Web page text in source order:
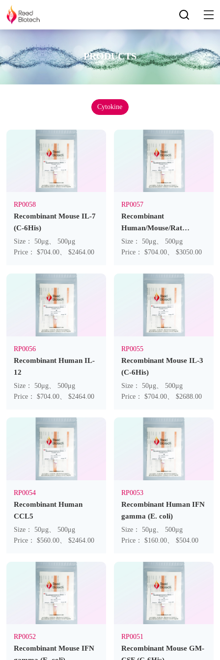
PRODUCTS
Cytokine
RP0058
Recombinant Mouse IL-7
(C-6His)
Size： 50μg、 500μg
Price： $704.00、 $2464.00
RP0057
Recombinant
Human/Mouse/Rat
TGFB3
Size： 50μg、 500μg
Price： $704.00、 $3050.00
RP0056
Recombinant Human IL-
12
Size： 50μg、 500μg
Price： $704.00、 $2464.00
RP0055
Recombinant Mouse IL-3
(C-6His)
Size： 50μg、 500μg
Price： $704.00、 $2688.00
RP0054
Recombinant Human
CCL5
Size： 50μg、 500μg
Price： $560.00、 $2464.00
RP0053
Recombinant Human IFN
gamma (E. coli)
Size： 50μg、 500μg
Price： $160.00、 $504.00
RP0052
Recombinant Mouse IFN
RP0051
Recombinant Mouse GM-